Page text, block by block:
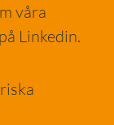
våra
Linkedin.